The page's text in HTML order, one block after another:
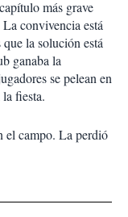
más grave
La convivencia está
la solución está
ganaba la
se pelean en
fiesta.
el campo. La perdió